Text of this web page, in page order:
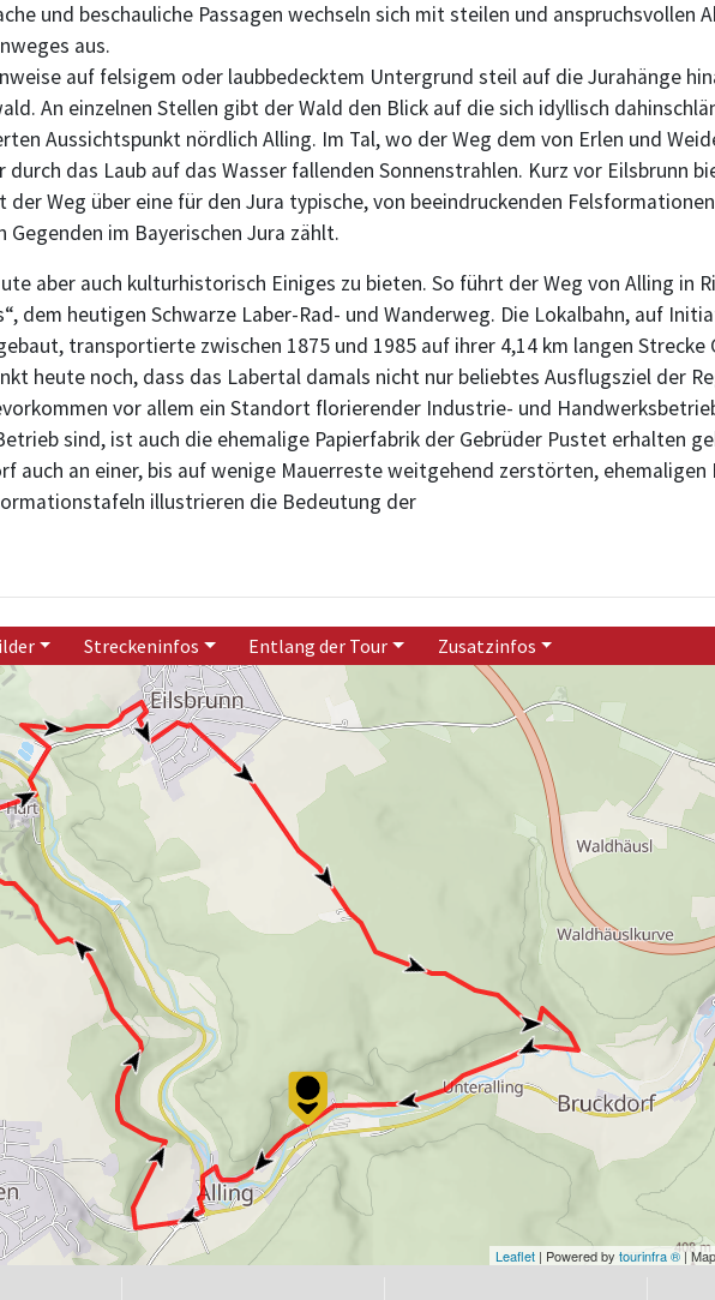
und beschauliche Passagen wechseln sich mit steilen und anspruchsvollen
aus.
auf felsigem oder laubbedecktem Untergrund steil auf die Jurahänge
An einzelnen Stellen gibt der Wald den Blick auf die sich idyllisch
Aussichtspunkt nördlich Alling. Im Tal, wo der Weg dem von Erlen und
das Laub auf das Wasser fallenden Sonnenstrahlen. Kurz vor Eilsbrunn
Weg über eine für den Jura typische, von beeindruckenden
im Bayerischen Jura zählt.
aber auch kulturhistorisch Einiges zu bieten. So führt der Weg von Alling in
dem heutigen Schwarze Laber-Rad- und Wanderweg. Die Lokalbahn, auf
transportierte zwischen 1875 und 1985 auf ihrer 4,14 km langen Strecke
heute noch, dass das Labertal damals nicht nur beliebtes Ausflugsziel der
vor allem ein Standort florierender Industrie- und
sind, ist auch die ehemalige Papierfabrik der Gebrüder Pustet erhalten
auch an einer, bis auf wenige Mauerreste weitgehend zerstörten, ehemaligen
illustrieren die Bedeutung der
Streckeninfos Entlang der Tour Zusatzinfos
Leaflet | Powered by tourinfra ®|